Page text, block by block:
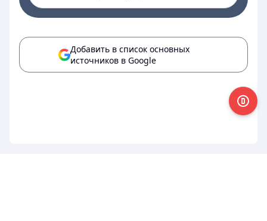
Добавить в список основных
источников в Google